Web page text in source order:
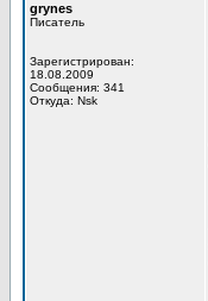
grynes
Писатель
Зарегистрирован:
18.08.2009
Сообщения: 341
Откуда: Nsk